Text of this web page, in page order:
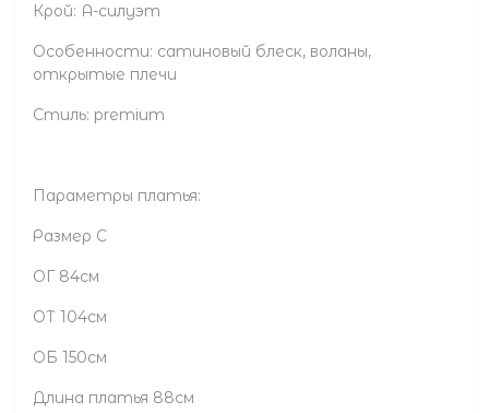
Крой: А-силуэт
Особенности: сатиновый блеск, воланы,
открытые плечи
Стиль: premium
Параметры платья:
Размер С
ОГ 84см
ОТ 104см
ОБ 150см
Длина платья 88см